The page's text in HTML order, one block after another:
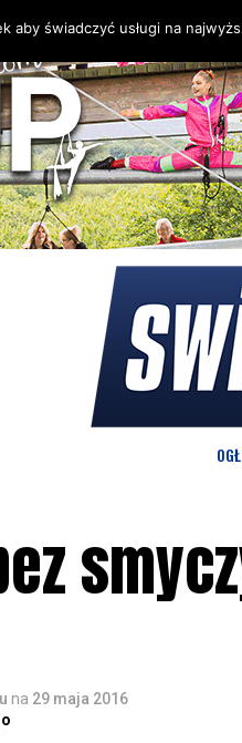
na 29 maja 2016
aby świadczyć usługi na